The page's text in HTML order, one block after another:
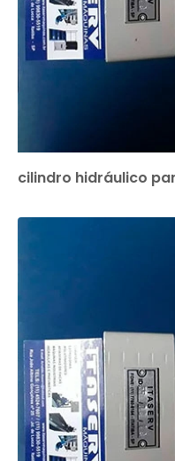
cilindro hidráulico